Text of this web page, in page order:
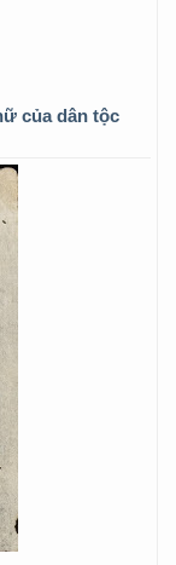
của dân tộc